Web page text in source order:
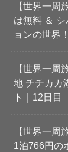
【世界一周
は無料 ＆
ョンの世界
【世界一周
地 チチカカ
ト｜12日目
【世界一周
1泊766円の